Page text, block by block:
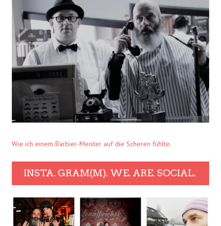
Wie ich einem Barbier-Meister auf die Scheren fühlte.
INSTA. GRAM(M). WE. ARE. SOCIAL.